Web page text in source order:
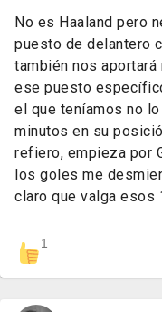
No es Haaland pero
puesto de delantero
también nos
ese puesto
el que teníamos no
minutos en su
refiero, empieza por
los goles me
claro que valga esos
1